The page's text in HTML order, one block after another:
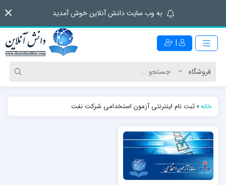
به وب سایت دانش آنلاین خوش آمدید
|
خانه»ثبت نام اینترنتی آزمون استخدامی شرکت نفت